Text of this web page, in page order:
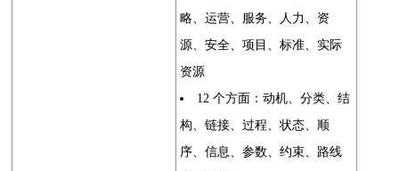
略、运营、服务、人力、资
源、安全、项目、标准、实际
资源
12 个方面：动机、分类、结
构、链接、过程、状态、顺
序、信息、参数、约束、路线